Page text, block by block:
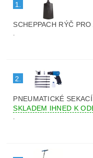
1.
SCHEPPACH RÝČ
.
2.
PNEUMATICKÉ
SKLADEM IHNED K
.